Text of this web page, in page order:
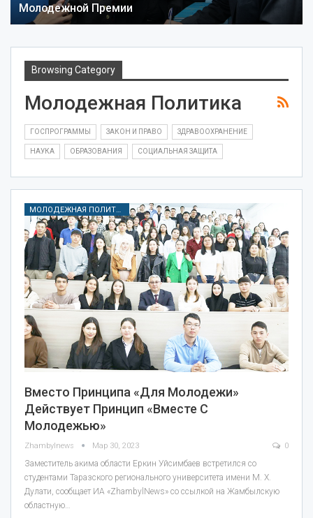
Молодежной Премии
Browsing Category
Молодежная Политика
ГОСПРОГРАММЫ ЗАКОН И ПРАВО ЗДРАВООХРАНЕНИЕ
НАУКА ОБРАЗОВАНИЯ СОЦИАЛЬНАЯ ЗАЩИТА
МОЛОДЕЖНАЯ ПОЛИТИКА
Вместо Принципа «для Молодежи»
Действует Принцип «вместе С
Молодежью»
Zhambylnews Мар 30, 2023 0
Заместитель акима области Еркин Уйсимбаев встретился со
студентами Таразского регионального университета имени М. Х.
Дулати, сообщает ИА «ZhambylNews» со ссылкой на Жамбылскую
областную…